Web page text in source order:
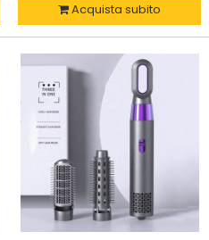
EFFICACEL'aspiratore Punti
può rimuovere ef..
Acquista subito